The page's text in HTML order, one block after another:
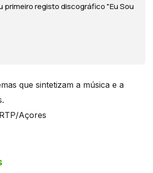
primeiro registo discográfico "Eu Sou
que sintetizam a música e a
Açores